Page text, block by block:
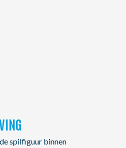
spilfiguur binnen